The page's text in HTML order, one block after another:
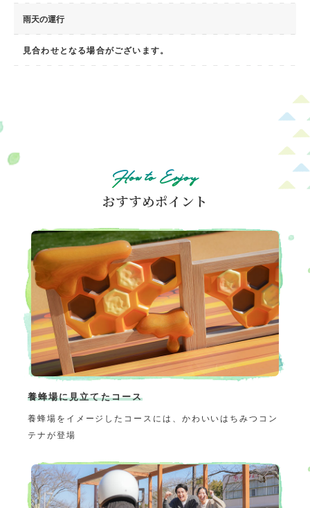
雨天の運行
見合わせとなる場合がございます。
How to Enjoy
おすすめポイント
養蜂場に見立てたコース
養蜂場をイメージしたコースには、かわいいはちみつコン
テナが登場